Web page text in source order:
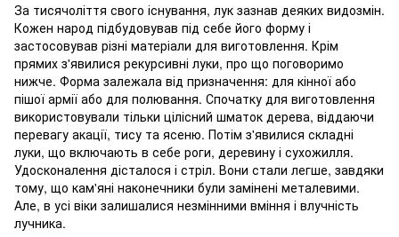
За тисячоліття свого існування, лук зазнав деяких видозмін.
Кожен народ підбудовував під себе його форму і
застосовував різні матеріали для виготовлення. Крім
прямих з'явилися рекурсивні луки, про що поговоримо
нижче. Форма залежала від призначення: для кінної або
пішої армії або для полювання. Спочатку для виготовлення
використовували тільки цілісний шматок дерева, віддаючи
перевагу акації, тису та ясеню. Потім з'явилися складні
луки, що включають в себе роги, деревину і сухожилля.
Удосконалення дісталося і стріл. Вони стали легше, завдяки
тому, що кам'яні наконечники були замінені металевими.
Але, в усі віки залишалися незмінними вміння і влучність
лучника.